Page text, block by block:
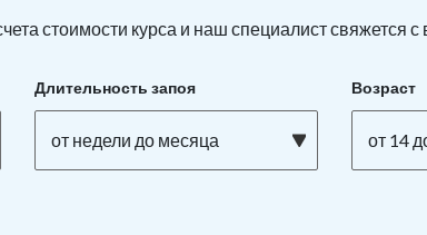
стоимости курса и наш специалист свяжется с
Длительность запоя
от недели до месяца
Возраст
от 14